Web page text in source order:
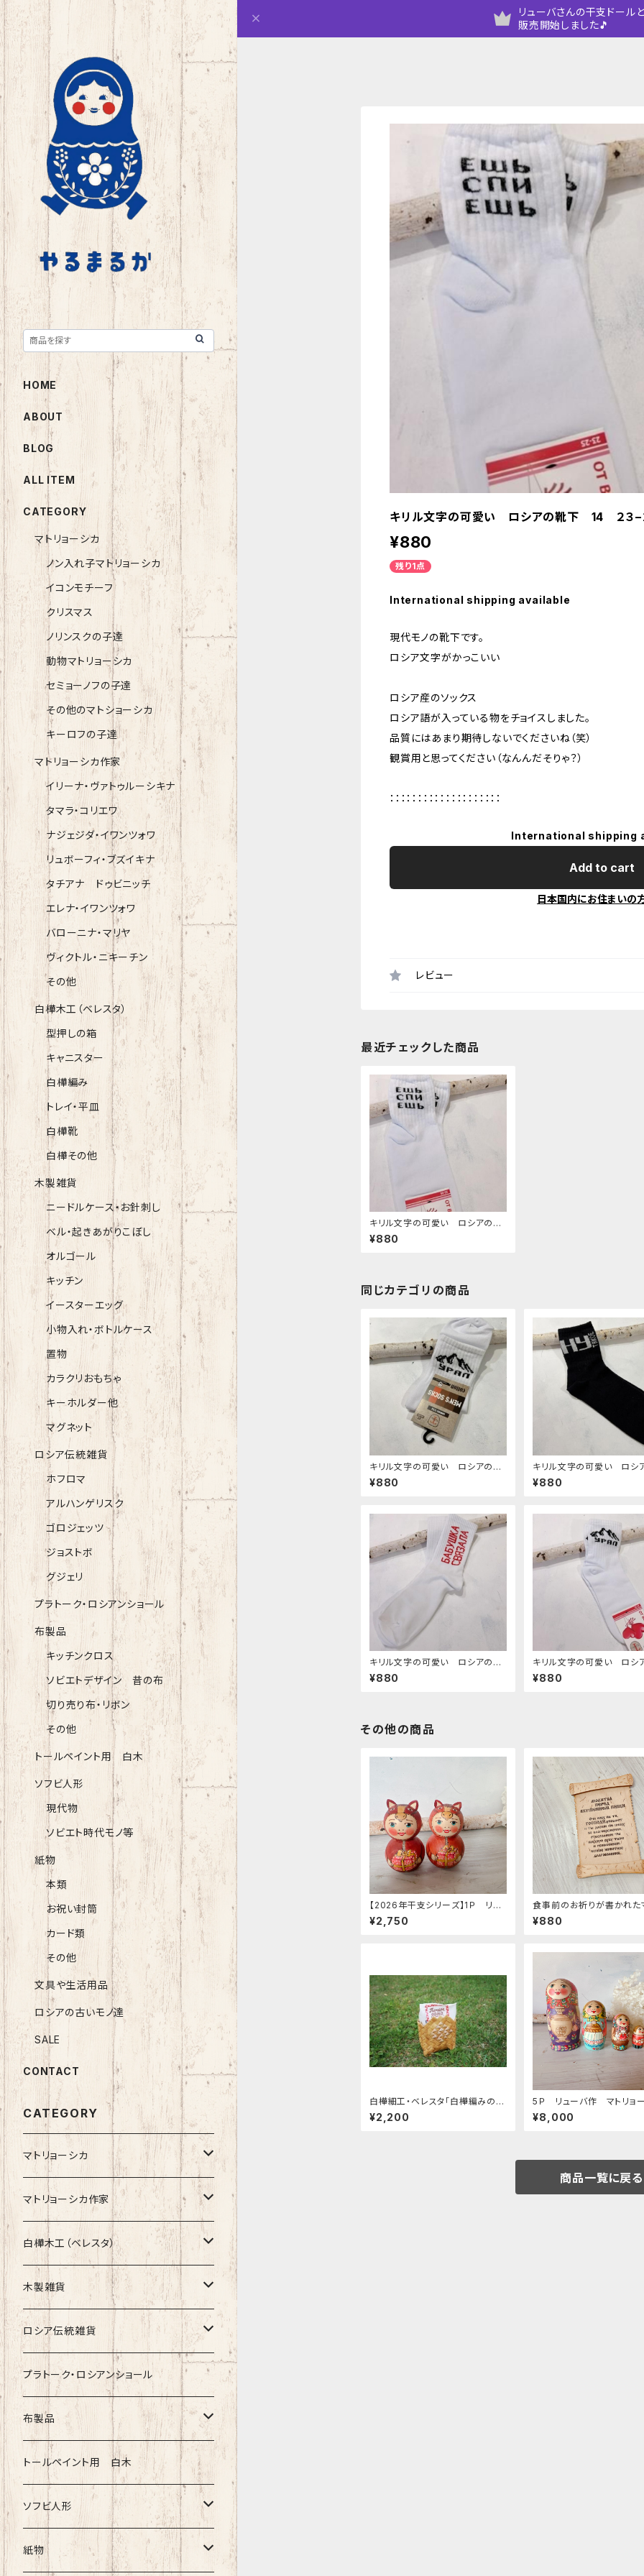
リューバさんの干支ドール
販売開始しました🎵
キリル文字の可愛い ロシアの靴下 14 ２３−
¥880
残り1点
International shipping available
現代モノの靴下です。
ロシア文字がかっこいい
ロシア産のソックス
ロシア語が入っている物をチョイスしました。
品質にはあまり期待しないでくださいね（笑）
観賞用と思ってください（なんんだそりゃ？）
：：：：：：：：：：：：：：：：：：：：
International shipping
Add to cart
日本国内にお住まいの
レビュー
最近チェックした商品
キリル文字の可愛い ロシアの靴
下 14 ２３−２５cm
¥880
同じカテゴリの商品
キリル文字の可愛い ロシアの靴
下 18 27-29cm
¥880
キリル文字の可愛い ロシ
下 17 27-29cm
¥880
キリル文字の可愛い ロシアの靴
下 12 ２３−２５cm
¥880
キリル文字の可愛い ロシ
下 8 ２３−２５cm
¥880
その他の商品
【2026年干支シリーズ】1Ｐ リュ
ーバ作 お馬ちゃん人形 B「プレ
ゼント」
¥2,750
食事前のお祈りが書かれた
ットZZ476
¥880
白樺細工・ベレスタ「白樺編みのス
タンド小物入れ・ミルクスタンド
¥2,200
5Ｐ リューバ作 マトリョ
カ 「サモワール 赤いプラトーク」
¥8,000
商品一覧に戻る
HOME
ABOUT
BLOG
ALL ITEM
CATEGORY
マトリョーシカ
ノン入れ子マトリョーシカ
イコンモチーフ
クリスマス
ノリンスクの子達
動物マトリョーシカ
セミョーノフの子達
その他のマトショーシカ
キーロフの子達
マトリョーシカ作家
イリーナ・ヴァトゥルーシキナ
タマラ・コリエワ
ナジェジダ・イワンツォワ
リュボーフィ・ブズイキナ
タチアナ ドゥビニッチ
エレナ・イワンツォワ
バローニナ・マリヤ
ヴィクトル・ニキーチン
その他
白樺木工（ベレスタ）
型押しの箱
キャニスター
白樺編み
トレイ・平皿
白樺靴
白樺その他
木製雑貨
ニードルケース・お針刺し
ベル・起きあがりこぼし
オルゴール
キッチン
イースターエッグ
小物入れ・ボトルケース
置物
カラクリおもちゃ
キーホルダー他
マグネット
ロシア伝統雑貨
ホフロマ
アルハンゲリスク
ゴロジェッツ
ジョストボ
グジェリ
プラトーク・ロシアンショール
布製品
キッチンクロス
ソビエトデザイン 昔の布
切り売り布・リボン
その他
トールペイント用 白木
ソフビ人形
現代物
ソビエト時代モノ等
紙物
本類
お祝い封筒
カード類
その他
文具や生活用品
ロシアの古いモノ達
SALE
CONTACT
CATEGORY
マトリョーシカ
ノン入れ子マトリョーシカ
イコンモチーフ
クリスマス
ノリンスクの子達
動物マトリョーシカ
セミョーノフの子達
その他のマトショーシカ
キーロフの子達
マトリョーシカ作家
イリーナ・ヴァトゥルーシキナ
タマラ・コリエワ
ナジェジダ・イワンツォワ
リュボーフィ・ブズイキナ
タチアナ ドゥビニッチ
エレナ・イワンツォワ
バローニナ・マリヤ
ヴィクトル・ニキーチン
白樺木工（ベレスタ）
型押しの箱
キャニスター
白樺編み
トレイ・平皿
白樺靴
白樺その他
木製雑貨
ニードルケース・お針刺し
ベル・起きあがりこぼし
オルゴール
キッチン
イースターエッグ
小物入れ・ボトルケース
ロシア伝統雑貨
ホフロマ
アルハンゲリスク
ゴロジェッツ
ジョストボ
グジェリ
プラトーク・ロシアンショール
布製品
キッチンクロス
ソビエトデザイン 昔の布
切り売り布・リボン
トールペイント用 白木
ソフビ人形
現代物
紙物